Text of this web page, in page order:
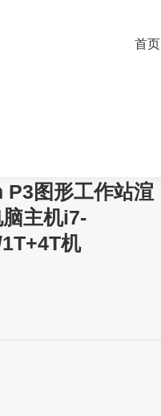
首页
图形工作站渲
主机i7-
机